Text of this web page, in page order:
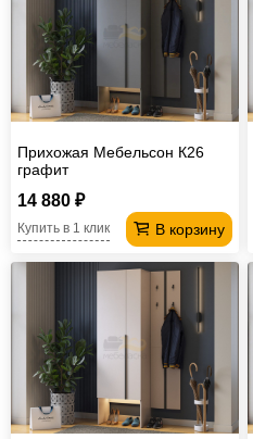
Прихожая Мебельсон К26
графит
14 880 ₽
В корзину
Купить в 1 клик